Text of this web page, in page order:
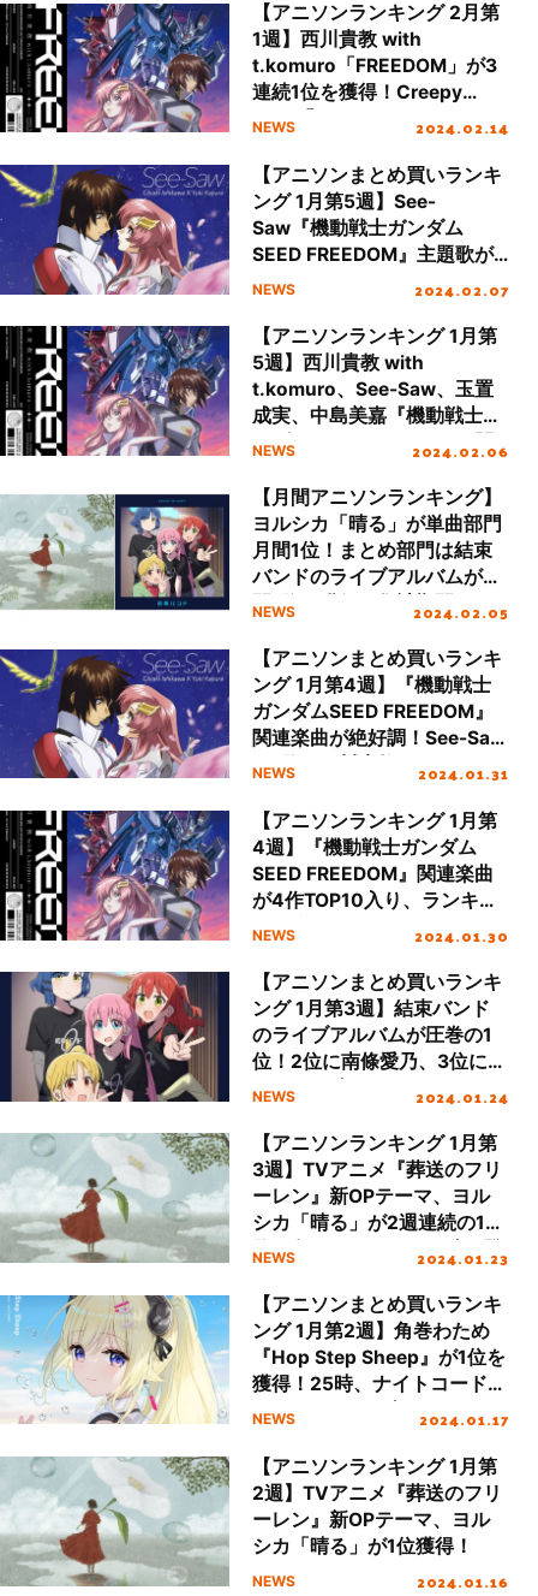
【アニソンランキング 2月第
1週】西川貴教 with
t.komuro「FREEDOM」が3
連続1位を獲得！Creepy
Nuts「Bling-Bang-Bang-
NEWS 2024.02.14
【アニソンまとめ買いランキ
ング 1月第5週】See-
Saw『機動戦士ガンダム
SEED FREEDOM』主題歌が2
週連続の1位を獲得！続く2位
NEWS 2024.02.07
【アニソンランキング 1月第
5週】西川貴教 with
t.komuro、See-Saw、玉置
成実、中島美嘉『機動戦士ガ
ンダムSEED FREEDOM』関
NEWS 2024.02.06
【月間アニソンランキング】
ヨルシカ「晴る」が単曲部門
月間1位！まとめ部門は結束
バンドのライブアルバムが月
間1位を獲得（集計期間：1/1
NEWS 2024.02.05
【アニソンまとめ買いランキ
ング 1月第4週】『機動戦士
ガンダムSEED FREEDOM』
関連楽曲が絶好調！See-Saw
が1位、西川貴教 with
NEWS 2024.01.31
【アニソンランキング 1月第
4週】『機動戦士ガンダム
SEED FREEDOM』関連楽曲
が4作TOP10入り、ランキン
グを席捲！
NEWS 2024.01.30
【アニソンまとめ買いランキ
ング 1月第3週】結束バンド
のライブアルバムが圧巻の1
位！2位に南條愛乃、3位にブ
ルアカが続く
NEWS 2024.01.24
【アニソンランキング 1月第
3週】TVアニメ『葬送のフリ
ーレン』新OPテーマ、ヨル
シカ「晴る」が2週連続の1
位！冬クールアニメが続々登
NEWS 2024.01.23
【アニソンまとめ買いランキ
ング 1月第2週】角巻わため
『Hop Step Sheep』が1位を
獲得！25時、ナイトコード
で。、Liella!が続く
NEWS 2024.01.17
【アニソンランキング 1月第
2週】TVアニメ『葬送のフリ
ーレン』新OPテーマ、ヨル
シカ「晴る」が1位獲得！
NEWS 2024.01.16